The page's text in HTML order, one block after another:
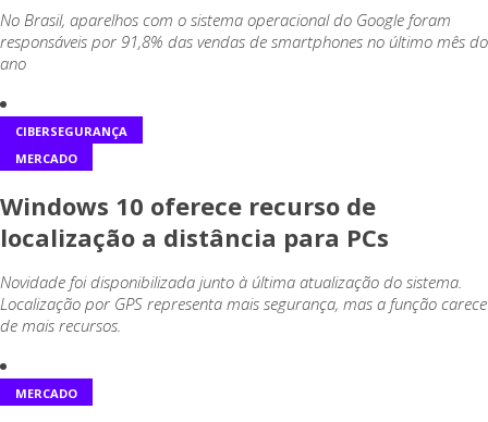
No Brasil, aparelhos com o sistema operacional do Google foram
responsáveis por 91,8% das vendas de smartphones no último mês do
ano
CIBERSEGURANÇA
MERCADO
Windows 10 oferece recurso de
localização a distância para PCs
Novidade foi disponibilizada junto à última atualização do sistema.
Localização por GPS representa mais segurança, mas a função carece
de mais recursos.
MERCADO